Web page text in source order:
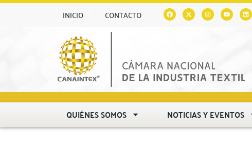
INICIO CONTACTO
QUIÉNES SOMOS NOTICIAS Y EVENTOS